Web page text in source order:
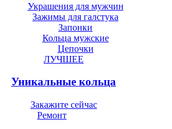
Украшения для мужчин
Зажимы для галстука
Запонки
Кольца мужские
Цепочки
ЛУЧШЕЕ
Уникальные кольца
Закажите сейчас
Ремонт